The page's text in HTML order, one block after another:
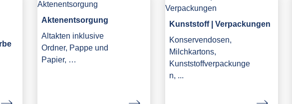
Aktenentsorgung
Altakten inklusive
Ordner, Pappe und
Papier, …
Kunststoff | Verpackungen
Konservendosen,
Milchkartons,
Kunststoffverpackunge
n, ...